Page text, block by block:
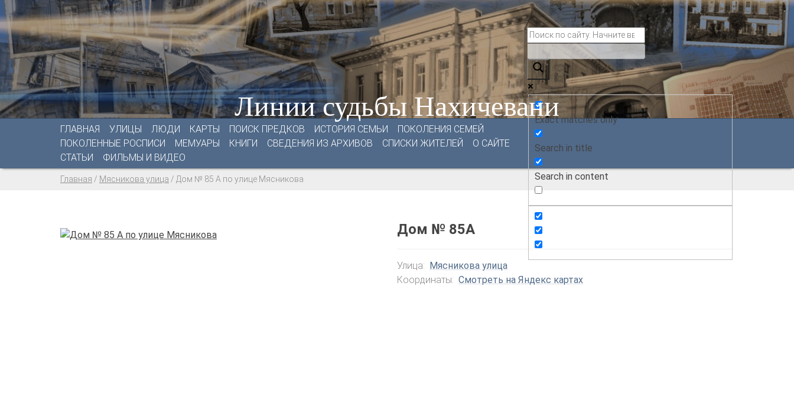
Линии судьбы Нахичевани
ГЛАВНАЯ УЛИЦЫ ЛЮДИ КАРТЫ ПОИСК ПРЕДКОВ ИСТОРИЯ СЕМЬИ
ПОКОЛЕНИЯ СЕМЕЙ
ПОКОЛЕННЫЕ РОСПИСИ
МЕМУАРЫ КНИГИ СВЕДЕНИЯ ИЗ АРХИВОВ СПИСКИ ЖИТЕЛЕЙ
О САЙТЕ
СТАТЬИ
ФИЛЬМЫ И ВИДЕО
Exact matches only
Search in title
Search in content
Главная / Мясникова улица / Дом № 85 А по улице Мясникова
Дом № 85А
Улица: Мясникова улица
Координаты: Смотреть на Яндекс картах